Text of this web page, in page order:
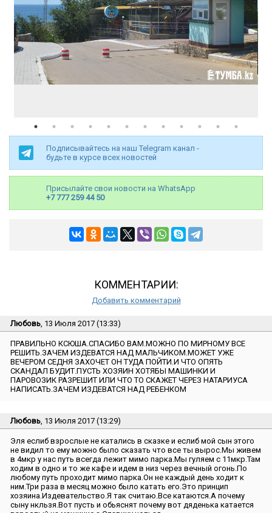
Подписывайтесь на наш Telegram канал -
будьте в курсе всех новостей
Присылайте свои новости на WhatsApp
+7 777 259 44 50
КОММЕНТАРИИ:
Добавить комментарий
Любовь , 13 Июля 2017 (13:33)
ПРАВИЛЬНО КСЮША.СПАСИБО ВАМ.МОЖНО ПО МИРНОМУ ВСЕ
РЕШИТЬ.ЗАЧЕМ ИЗДЕВАТСЯ НАД МАЛЬЧИКОМ.МОЖЕТ УЖЕ
ВЕЧЕРОМ СЕДНЯ ЗАХОЧЕТ ОН ТУДА ПОЙТИ.И ЧТО ОПЯТЬ
СКАНДАЛ БУДИТ.ПУСТЬ ХОЗЯИН ХОТЯБЫ МАШИНКИ И
ПАРОВОЗИК РАЗРЕШИТ ИЛИ ЧТО ТО СКАЖЕТ ЧЕРЕЗ НАТАРИУСА
НАПИСАТЬ.ЗАЧЕМ ИЗДЕВАТСЯ НАД РЕБЕНКОМ
Любовь , 13 Июля 2017 (13:29)
Эля еслиб взрослые не катались в сказке и еслиб мой сын этого
не видил то ему можно было сказать что все ты вырос.Мы живем
в 4мкр у нас путь всегда лежит мимо парка.Мы гуляем с 11мкр.Там
ходим в одно и то же кафе и идем в низ через вечный огонь.По
любому путь проходит мимо парка.Он не каждый день ходит к
ним.Три раза в месяц можно было катать его.Это принцип
хозяина.Издевательство.Я так считаю.Все катаются.А почему
сыну нкльзя.Вот пусть и обьяснят почему вот дяденька катается